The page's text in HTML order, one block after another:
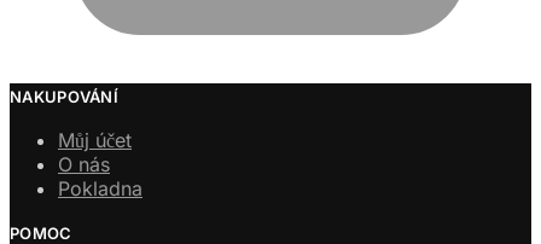
NAKUPOVÁNÍ
Můj účet
O nás
Pokladna
POMOC